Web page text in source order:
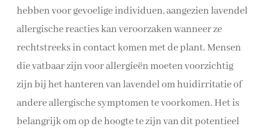
hebben voor gevoelige individuen, aangezien lavendel
allergische reacties kan veroorzaken wanneer ze
rechtstreeks in contact komen met de plant. Mensen
die vatbaar zijn voor allergieën moeten voorzichtig
zijn bij het hanteren van lavendel om huidirritatie of
andere allergische symptomen te voorkomen. Het is
belangrijk om op de hoogte te zijn van dit potentieel